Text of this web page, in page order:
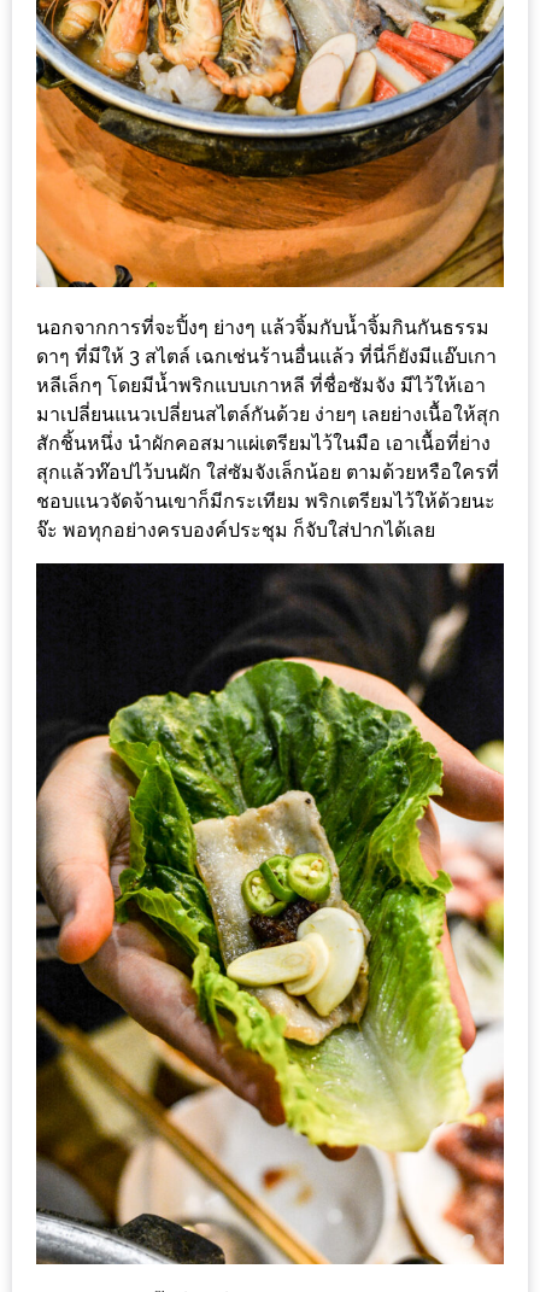
ปิ้ง
มาร์ช
เมล
โล่
พร้อม
ชิม
และ
ช้อป
ที่
เดียว
ครบ
ที่
งาน
LEO
PRESENTS
PINGFAI
ระดับ
พรีเมียม
พร้อม
สุ
กี้
เนื้อ
หมู
ดำ
คู
โร
ะ
สุด
เด็ด
ที่
AIKO
(THE
นอกจากการที่จะปิ้งๆ ย่างๆ แล้วจิ้มกับน้ำจิ้มกินกันธรรม
ดาๆ ที่มีให้ 3 สไตล์ เฉกเช่นร้านอื่นแล้ว ที่นี่ก็ยังมีแอ๊บเกา
หลีเล็กๆ โดยมีน้ำพริกแบบเกาหลี ที่ชื่อซัมจัง มีไว้ให้เอา
มาเปลี่ยนแนวเปลี่ยนสไตล์กันด้วย ง่ายๆ เลยย่างเนื้อให้สุก
สักชิ้นหนึ่ง นำผักคอสมาแผ่เตรียมไว้ในมือ เอาเนื้อที่ย่าง
สุกแล้วท๊อปไว้บนผัก ใส่ซัมจังเล็กน้อย ตามด้วยหรือใครที่
ชอบแนวจัดจ้านเขาก็มีกระเทียม พริกเตรียมไว้ให้ด้วยนะ
จ๊ะ พอทุกอย่างครบองค์ประชุม ก็จับใส่ปากได้เลย